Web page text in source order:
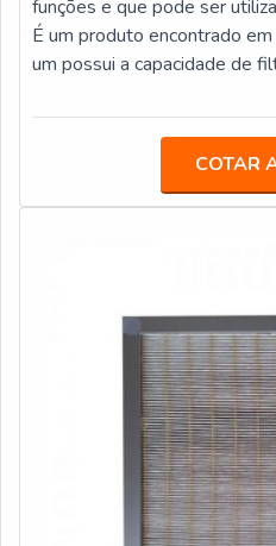
básica.EMPRESA
TROCA IÔNICAPara saber
trocas iônicas, entre em
FILTROS. A empresa
conhecimento técnico
de tratamento de água e,
altamente gabaritados, está
funções e que pode ser
É um produto encontrado
um possui a capacidade de
de filtro de ar industrial é o
condicionado absoluto, cada
filtragem diferentes.
COTAR